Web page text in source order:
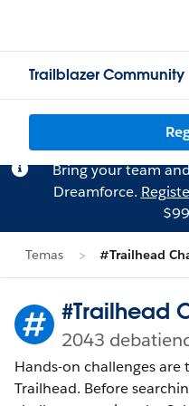
Trailblazer Community
Bring your team
Dreamforce.
Temas #Trailhead
#Trailhead
2043
Hands-on challenges are
Trailhead. Before